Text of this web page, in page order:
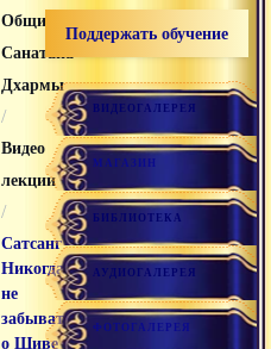
Община
Санатана
Дхармы
/
Видео
лекции
/
Сатсанг
Никогда
не
забывать
о Шиве
Поддержать обучение
ВИДЕОГАЛЕРЕЯ
МАГАЗИН
БИБЛИОТЕКА
АУДИОГАЛЕРЕЯ
ФОТОГАЛЕРЕЯ